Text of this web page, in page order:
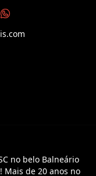
no belo Balneário
Mais de 20 anos no